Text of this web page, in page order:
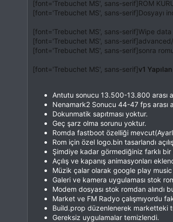
[font='Trebuchet MS', sans-serif]ROM
[font='Trebuchet MS', sans-serif]Dosyayı
[font='Trebuchet MS', sans-serif]Wipe
[font='Trebuchet MS', sans-
[font='Trebuchet MS', sans-serif]sonra
[font='Trebuchet MS', sans-serif]v1
Antutu sonucu 13.500-13.800 arası
Nenamark2 Sonucu 44-47 fps arası
Dokunmatik sapıtması yoktur.
Geç şarz olma sorunu yoktur.
Romda fastboot özelliği
Rom için özel logo.bin tasarlandı
Şimdiye kadar görmediğiniz farklı
Açılış ve kapanış animasyonları
Müzik çalar olarak google play
Galeri ve kamera uygulaması stok
Modem dosyası stok romdan alındı
Market ve FM Radyo çalışmıyordu
Build.prop düzenlenerek marketteki
Gereksiz uygulamalar temizlendi.